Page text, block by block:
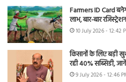
Farmers ID Card
लाभ, बार-बार
10 July 2026 - 12:42
किसानों के लिए बड़ी
रही 40% सब्सिडी,
9 July 2026 - 12:46